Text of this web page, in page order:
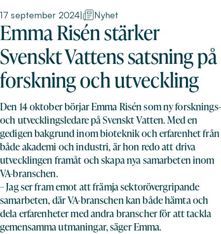
17 september 2024| Nyhet
Emma Risén stärker
Svenskt Vattens satsning på
forskning och utveckling
Den 14 oktober börjar Emma Risén som ny forsknings-
och utvecklingsledare på Svenskt Vatten. Med en
gedigen bakgrund inom bioteknik och erfarenhet från
både akademi och industri, är hon redo att driva
utvecklingen framåt och skapa nya samarbeten inom
VA-branschen.
– Jag ser fram emot att främja sektorövergripande
samarbeten, där VA-branschen kan både hämta och
dela erfarenheter med andra branscher för att tackla
gemensamma utmaningar, säger Emma.